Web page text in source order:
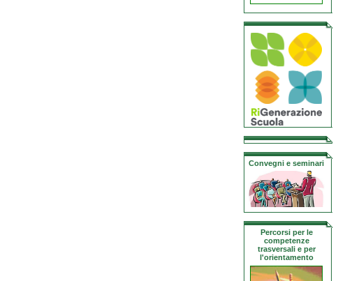
Convegni e seminari
Percorsi per le
competenze
trasversali e per
l'orientamento